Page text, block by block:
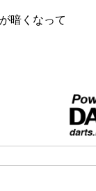
暗くなって